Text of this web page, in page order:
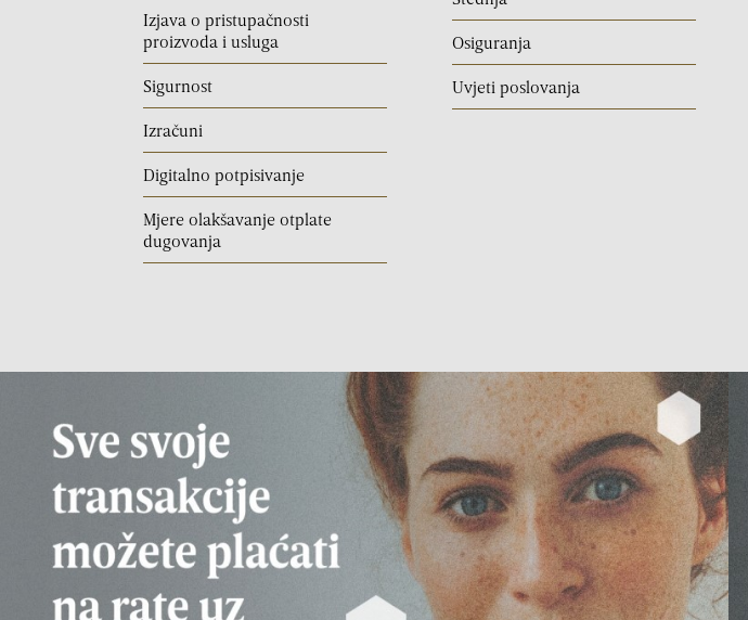
Izjava o pristupačnosti
proizvoda i usluga
Sigurnost
Izračuni
Digitalno potpisivanje
Mjere olakšavanje otplate
dugovanja
Osiguranja
Uvjeti poslovanja